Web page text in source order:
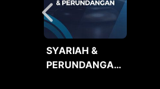
SYARIAH &
PERUNDANGAN